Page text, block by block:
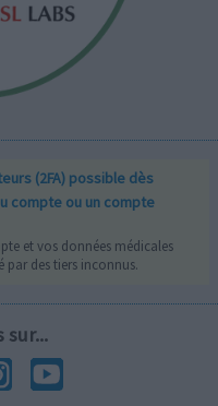
(2FA) possible dès
compte ou un compte
et vos données médicales
des tiers inconnus.
sur...